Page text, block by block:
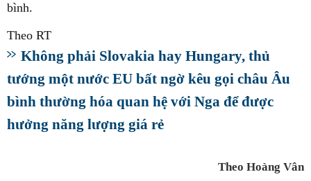
bình.
Theo RT
Không phải Slovakia hay Hungary, thủ
tướng một nước EU bất ngờ kêu gọi châu Âu
bình thường hóa quan hệ với Nga để được
hưởng năng lượng giá rẻ
Theo Hoàng Vân